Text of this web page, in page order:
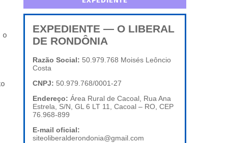
o
EXPEDIENTE — O LIBERAL
DE RONDÔNIA
Razão Social: 50.979.768 Moisés Leôncio
Costa
CNPJ: 50.979.768/0001-27
Endereço: Área Rural de Cacoal, Rua Ana
Estrela, S/N, GL 6 LT 11, Cacoal – RO, CEP
76.968-899
E-mail oficial:
siteoliberalderondonia@gmail.com